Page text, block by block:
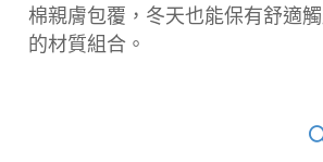
棉親膚包覆，冬天也能保有舒適
的材質組合。